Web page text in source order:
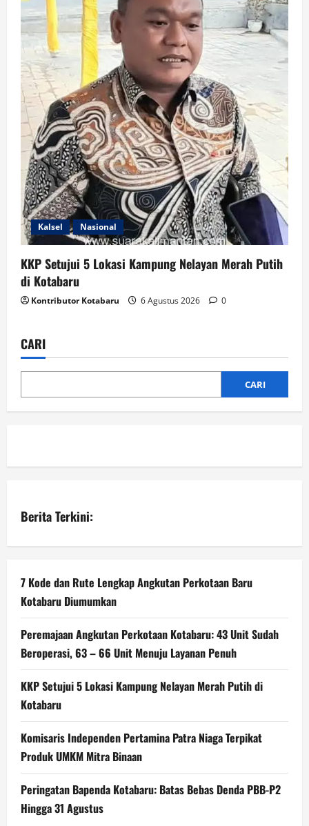
Kalsel Nasional
KKP Setujui 5 Lokasi Kampung Nelayan Merah Putih
di Kotabaru
Kontributor Kotabaru 6 Agustus 2026 0
CARI
CARI
Berita Terkini:
7 Kode dan Rute Lengkap Angkutan Perkotaan Baru
Kotabaru Diumumkan
Peremajaan Angkutan Perkotaan Kotabaru: 43 Unit Sudah
Beroperasi, 63 – 66 Unit Menuju Layanan Penuh
KKP Setujui 5 Lokasi Kampung Nelayan Merah Putih di
Kotabaru
Komisaris Independen Pertamina Patra Niaga Terpikat
Produk UMKM Mitra Binaan
Peringatan Bapenda Kotabaru: Batas Bebas Denda PBB-P2
Hingga 31 Agustus